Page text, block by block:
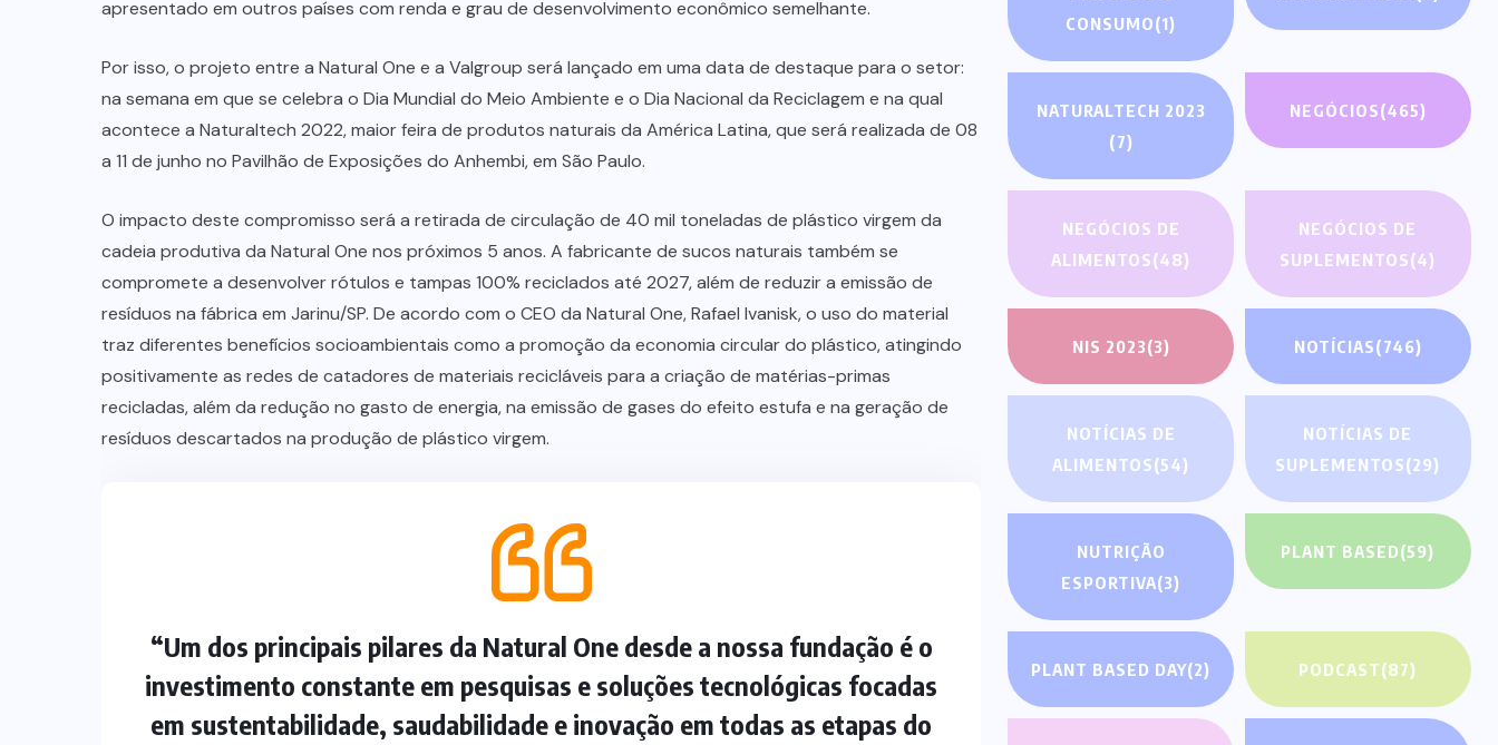
apresentado em outros países com renda e grau de desenvolvimento econômico semelhante.
Por isso, o projeto entre a Natural One e a Valgroup será lançado em uma data de destaque para o setor:
na semana em que se celebra o Dia Mundial do Meio Ambiente e o Dia Nacional da Reciclagem e na qual
acontece a Naturaltech 2022, maior feira de produtos naturais da América Latina, que será realizada de 08
a 11 de junho no Pavilhão de Exposições do Anhembi, em São Paulo.
O impacto deste compromisso será a retirada de circulação de 40 mil toneladas de plástico virgem da
cadeia produtiva da Natural One nos próximos 5 anos. A fabricante de sucos naturais também se
compromete a desenvolver rótulos e tampas 100% reciclados até 2027, além de reduzir a emissão de
resíduos na fábrica em Jarinu/SP. De acordo com o CEO da Natural One, Rafael Ivanisk, o uso do material
traz diferentes benefícios socioambientais como a promoção da economia circular do plástico, atingindo
positivamente as redes de catadores de materiais recicláveis para a criação de matérias-primas
recicladas, além da redução no gasto de energia, na emissão de gases do efeito estufa e na geração de
resíduos descartados na produção de plástico virgem.
“Um dos principais pilares da Natural One desde a nossa fundação é o
investimento constante em pesquisas e soluções tecnológicas focadas
em sustentabilidade, saudabilidade e inovação em todas as etapas do
CONSUMO(1)
NATURALTECH 2023
(7)
NEGÓCIOS(465)
NEGÓCIOS DE
ALIMENTOS(48)
NEGÓCIOS DE
SUPLEMENTOS(4)
NIS 2023(3) NOTÍCIAS(746)
NOTÍCIAS DE
ALIMENTOS(54)
NOTÍCIAS DE
SUPLEMENTOS(29)
NUTRIÇÃO
ESPORTIVA(3)
PLANT BASED(59)
PLANT BASED DAY(2) PODCAST(87)